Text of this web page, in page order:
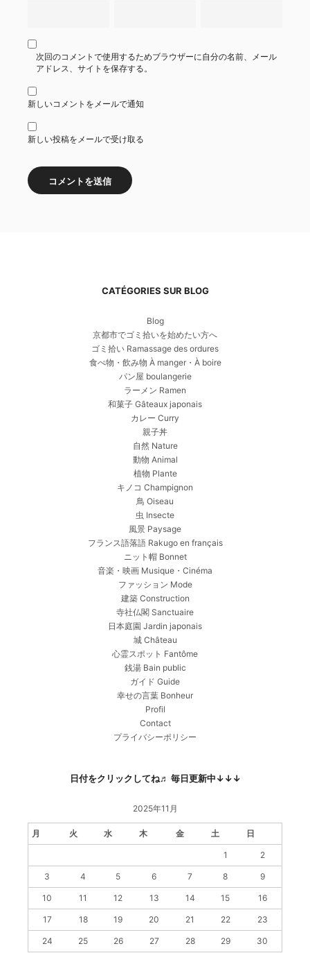
次回のコメントで使用するためブラウザーに自分の名前、メール
アドレス、サイトを保存する。
新しいコメントをメールで通知
新しい投稿をメールで受け取る
CATÉGORIES SUR BLOG
Blog
京都市でゴミ拾いを始めたい方へ
ゴミ拾い Ramassage des ordures
食べ物・飲み物 À manger・À boire
パン屋 boulangerie
ラーメン Ramen
和菓子 Gâteaux japonais
カレー Curry
親子丼
自然 Nature
動物 Animal
植物 Plante
キノコ Champignon
鳥 Oiseau
虫 Insecte
風景 Paysage
フランス語落語 Rakugo en français
ニット帽 Bonnet
音楽・映画 Musique・Cinéma
ファッション Mode
建築 Construction
寺社仏閣 Sanctuaire
日本庭園 Jardin japonais
城 Château
心霊スポット Fantôme
銭湯 Bain public
ガイド Guide
幸せの言葉 Bonheur
Profil
Contact
プライバシーポリシー
日付をクリックしてね♬ 毎日更新中↓↓↓
2025年11月
月 火 水 木 金 土 日
1 2
3 4 5 6 7 8 9
10 11 12 13 14 15 16
17 18 19 20 21 22 23
24 25 26 27 28 29 30